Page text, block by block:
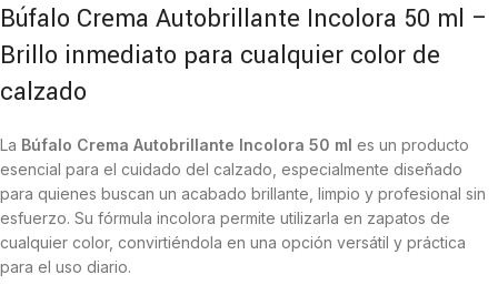
Búfalo Crema Autobrillante Incolora 50 ml –
Brillo inmediato para cualquier color de
calzado
La Búfalo Crema Autobrillante Incolora 50 ml es un producto
esencial para el cuidado del calzado, especialmente diseñado
para quienes buscan un acabado brillante, limpio y profesional sin
esfuerzo. Su fórmula incolora permite utilizarla en zapatos de
cualquier color, convirtiéndola en una opción versátil y práctica
para el uso diario.